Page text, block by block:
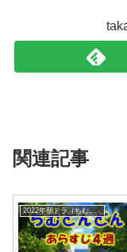
関連記事
2022年朝ドラ（ちむどんどん）